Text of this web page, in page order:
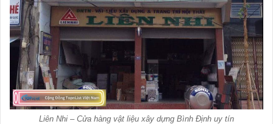
Liên Nhi – Cửa hàng vật liệu xây dựng Bình Định uy tín